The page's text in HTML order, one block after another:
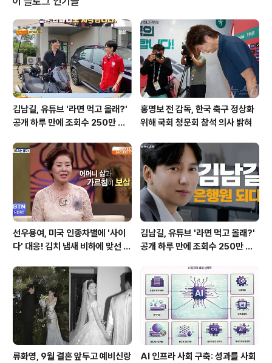
이 이에 대한 차별성을 보여야 한다고 주장했습니다. 이는
이진숙 후보자의 논문 표절 의혹 등 직무 수행 능력에 대한
의구심이 주요 원인으로 작용하고 있습니다. 강선우 후보
자에 대한 엇갈린 시선반면, 강선우 여성가족부 장관 후보
자에 대해서는 민주당 내에서 논란 ..
김남길, 유튜브 '라면 먹고 올래?'
공개 하루 만에 조회수 250만 돌
홍명보 전 감독, 한국 축구 정상화
위해 국회 청문회 참석 의사 밝혀
선우용여, 미국 인종차별에 '사이
다' 대응! 김치 냄새 비하에 맞선 통
김남길, 유튜브 '라면 먹고 올래?'
공개 하루 만에 조회수 250만 돌
류화영, 9월 결혼 앞두고 예비신랑
AI 인프라 사회 구축: 성과를 사회